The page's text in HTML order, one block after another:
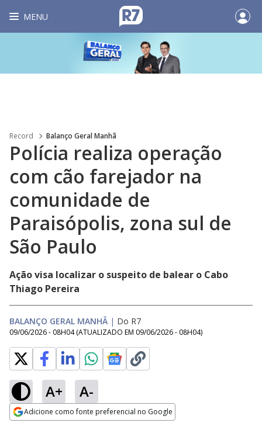
MENU
Record Balanço Geral Manhã
Polícia realiza operação
com cão farejador na
comunidade de
Paraisópolis, zona sul de
São Paulo
Ação visa localizar o suspeito de balear o Cabo
Thiago Pereira
BALANÇO GERAL MANHÃ | Do R7
09/06/2026 - 08H04 (ATUALIZADO EM 09/06/2026 - 08H04)
A+ A-
Adicione como fonte preferencial no Google
Ativar
Loaded
28.08%